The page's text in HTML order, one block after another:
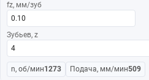
fz, мм/зуб
Зубьев, z
n, об/мин1273 Подача, мм/мин509